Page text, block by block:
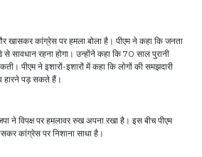
और खासकर कांग्रेस पर हमला बोला है। पीएम ने कहा कि जनता
सावधान रहना होगा। उन्होंने कहा कि 70 साल पुरानी
पीएम ने इशारों-इशारों में कहा कि लोगों की समझदारी
हारने पड़ सकते हैं।
ने विपक्ष पर हमलावर रुख अपना रखा है। इस बीच पीएम
कांग्रेस पर निशाना साधा है।